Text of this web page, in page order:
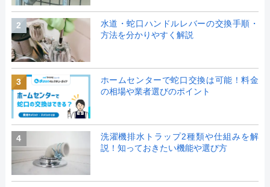
2
水道・蛇口ハンドルレバーの交換手順・
方法を分かりやすく解説
3
ホームセンターで蛇口交換は可能！料金
の相場や業者選びのポイント
4
洗濯機排水トラップ2種類や仕組みを解
説！知っておきたい機能や選び方